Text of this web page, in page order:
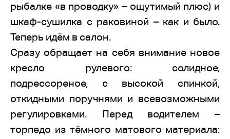
рыбалке «в проводку» – ощутимый плюс) и
шкаф-сушилка с раковиной – как и было.
Теперь идём в салон.
Сразу обращает на себя внимание новое
кресло рулевого: солидное,
подрессореное, с высокой спинкой,
откидными поручнями и всевозможными
регулировками. Перед водителем –
торпедо из тёмного матового материала: